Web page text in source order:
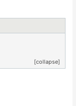
[collapse]